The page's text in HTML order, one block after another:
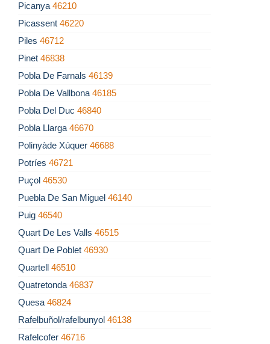
Picanya 46210
Picassent 46220
Piles 46712
Pinet 46838
Pobla De Farnals 46139
Pobla De Vallbona 46185
Pobla Del Duc 46840
Pobla Llarga 46670
Polinyàde Xúquer 46688
Potríes 46721
Puçol 46530
Puebla De San Miguel 46140
Puig 46540
Quart De Les Valls 46515
Quart De Poblet 46930
Quartell 46510
Quatretonda 46837
Quesa 46824
Rafelbuñol/rafelbunyol 46138
Rafelcofer 46716